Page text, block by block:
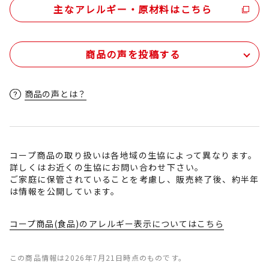
主なアレルギー・原材料はこちら
商品の声を投稿する
商品の声とは？
コープ商品の取り扱いは各地域の生協によって異なります。
詳しくはお近くの生協にお問い合わせ下さい。
ご家庭に保管されていることを考慮し、販売終了後、約半年
は情報を公開しています。
コープ商品(食品)のアレルギー表示についてはこちら
この商品情報は2026年7月21日時点のものです。